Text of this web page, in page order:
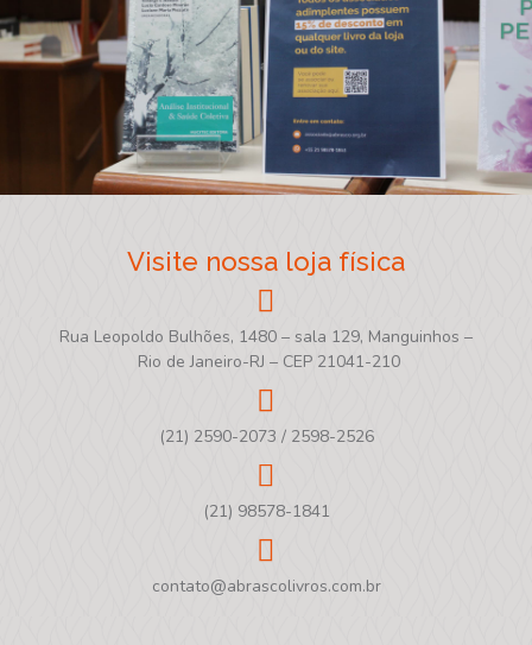
Visite nossa loja física
Rua Leopoldo Bulhões, 1480 – sala 129, Manguinhos –
Rio de Janeiro-RJ – CEP 21041-210
(21) 2590-2073 / 2598-2526
(21) 98578-1841
contato@abrascolivros.com.br